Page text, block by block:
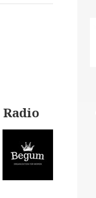
Radio